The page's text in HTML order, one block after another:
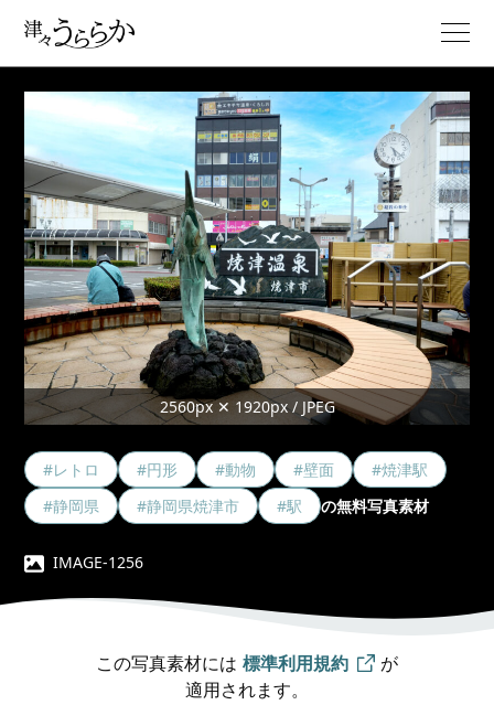
2560px ✕ 1920px / JPEG
#レトロ #円形 #動物 #壁面
#焼津駅
#静岡県
#静岡県焼津市 #駅 の無料写真素材
IMAGE-1256
この写真素材には 標準利用規約
が
適用されます。